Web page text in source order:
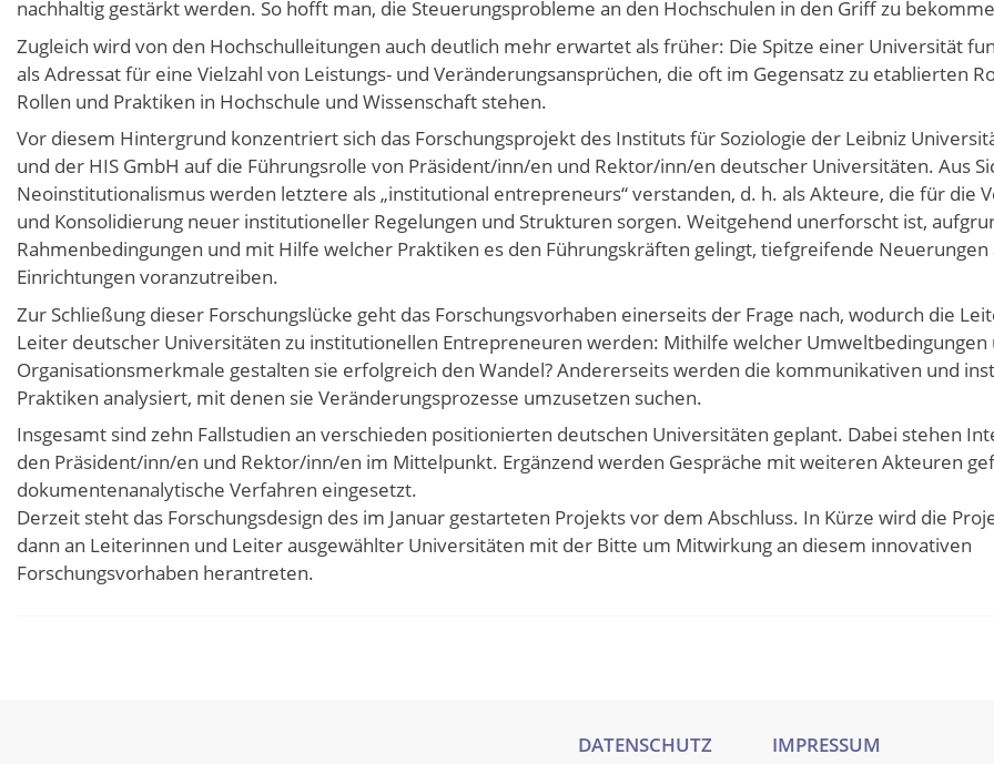
nachhaltig gestärkt werden. So hofft man, die Steuerungsprobleme an den Hochschulen in den Griff zu
Zugleich wird von den Hochschulleitungen auch deutlich mehr erwartet als früher: Die Spitze einer Universität
als Adressat für eine Vielzahl von Leistungs- und Veränderungsansprüchen, die oft im Gegensatz zu etablierten
Rollen und Praktiken in Hochschule und Wissenschaft stehen.
Vor diesem Hintergrund konzentriert sich das Forschungsprojekt des Instituts für Soziologie der Leibniz
und der HIS GmbH auf die Führungsrolle von Präsident/inn/en und Rektor/inn/en deutscher Universitäten. Aus
Neoinstitutionalismus werden letztere als „institutional entrepreneurs“ verstanden, d. h. als Akteure, die für die
und Konsolidierung neuer institutioneller Regelungen und Strukturen sorgen. Weitgehend unerforscht ist,
Rahmenbedingungen und mit Hilfe welcher Praktiken es den Führungskräften gelingt, tiefgreifende Neuerungen
Einrichtungen voranzutreiben.
Zur Schließung dieser Forschungslücke geht das Forschungsvorhaben einerseits der Frage nach, wodurch die
Leiter deutscher Universitäten zu institutionellen Entrepreneuren werden: Mithilfe welcher Umweltbedingungen
Organisationsmerkmale gestalten sie erfolgreich den Wandel? Andererseits werden die kommunikativen und
Praktiken analysiert, mit denen sie Veränderungsprozesse umzusetzen suchen.
Insgesamt sind zehn Fallstudien an verschieden positionierten deutschen Universitäten geplant. Dabei stehen
den Präsident/inn/en und Rektor/inn/en im Mittelpunkt. Ergänzend werden Gespräche mit weiteren Akteuren
dokumentenanalytische Verfahren eingesetzt.
Derzeit steht das Forschungsdesign des im Januar gestarteten Projekts vor dem Abschluss. In Kürze wird die
dann an Leiterinnen und Leiter ausgewählter Universitäten mit der Bitte um Mitwirkung an diesem innovativen
Forschungsvorhaben herantreten.
DATENSCHUTZ IMPRESSUM